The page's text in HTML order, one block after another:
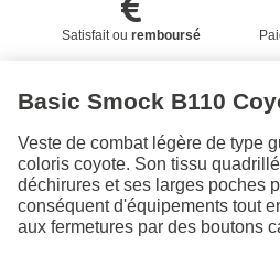
Satisfait ou remboursé
Basic Smock B110
Veste de combat légère de type
coloris coyote. Son tissu
déchirures et ses larges poches
conséquent d'équipements tout
aux fermetures par des boutons